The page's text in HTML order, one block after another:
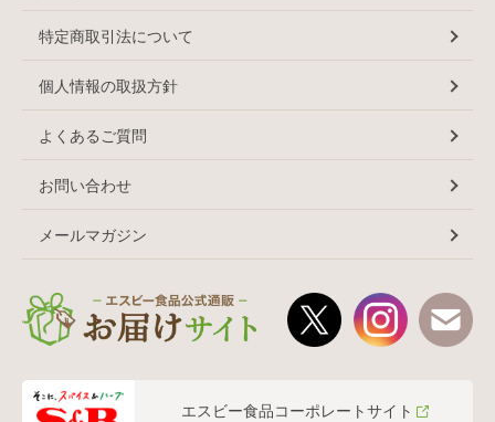
特定商取引法について
個人情報の取扱方針
よくあるご質問
お問い合わせ
メールマガジン
エスビー食品コーポレートサイト